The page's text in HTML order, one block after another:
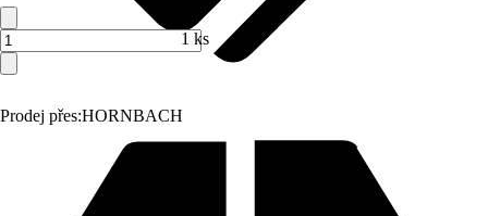
Prodej přes:HORNBACH
1 ks